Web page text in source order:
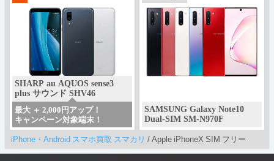
SHARP au AQUOS sense3
plus サウンド SHV46
最大 ＋ 2,000円アップ！
キャンペーン対象端末！
SAMSUNG Galaxy Note10
Dual-SIM SM-N970F
iPhone・Android スマホ買取 スマカリ / Apple iPhoneX SIM フリー